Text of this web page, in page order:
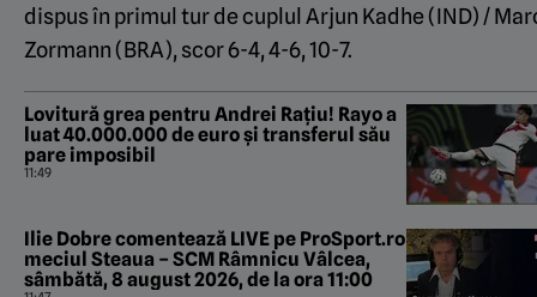
dispus în primul tur de cuplul Arjun Kadhe (IND) /
Zormann (BRA), scor 6-4, 4-6, 10-7.
Lovitură grea pentru Andrei Rațiu! Rayo a
luat 40.000.000 de euro și transferul său
pare imposibil
11:49
Ilie Dobre comentează LIVE pe ProSport.ro
meciul Steaua – SCM Râmnicu Vâlcea,
sâmbătă, 8 august 2026, de la ora 11:00